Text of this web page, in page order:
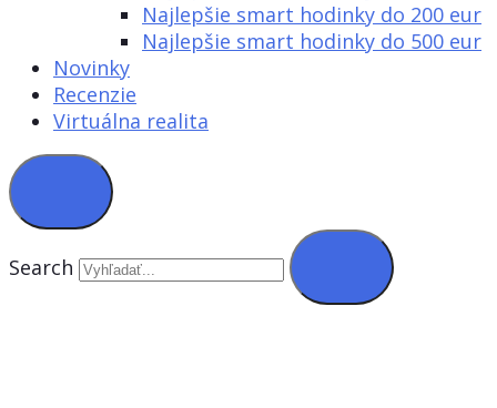
Najlepšie smart hodinky do 200 eur
Najlepšie smart hodinky do 500 eur
Novinky
Recenzie
Virtuálna realita
Search